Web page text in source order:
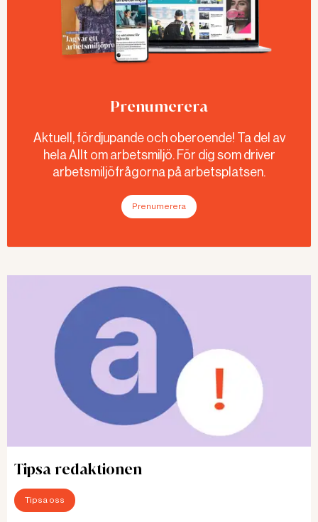
Prenumerera
Aktuell, fördjupande och oberoende! Ta del av
hela Allt om arbetsmiljö. För dig som driver
arbetsmiljöfrågorna på arbetsplatsen.
Prenumerera
Tipsa redaktionen
Tipsa oss